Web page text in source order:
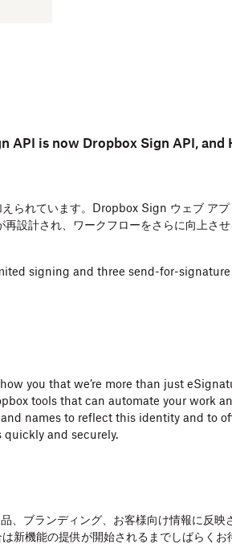
API is now Dropbox Sign API, and
られています。Dropbox Sign ウェブ ア
設計され、ワークフローをさらに向上さ
signing and three send-for-signature
you that we’re more than just
tools that can automate your work
names to reflect this identity and to
quickly and securely.
、ブランディング、お客様向け情報に反映
新機能の提供が開始されるまでしばらくお